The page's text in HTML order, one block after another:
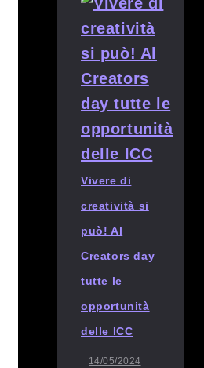
Vivere di
creatività si
può! Al
Creators day
tutte le
opportunità
delle ICC
14/05/2024